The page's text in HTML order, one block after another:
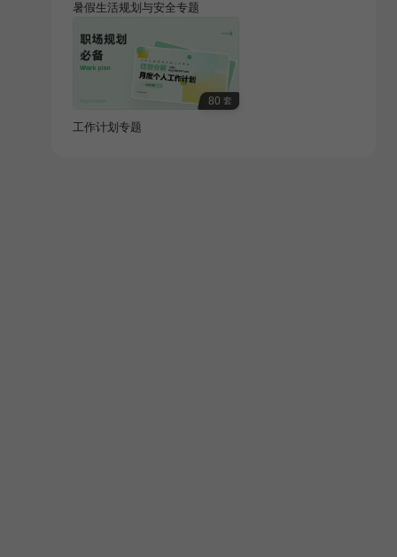
暑假生活规划与安全专题
80 套
工作计划专题